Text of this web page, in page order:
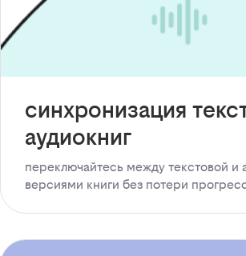
синхронизация
аудиокниг
переключайтесь между текстовой и
версиями книги без потери